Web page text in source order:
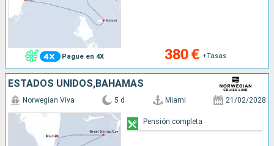
Pague en 4X 380 € +Tasas
ESTADOS UNIDOS,BAHAMAS
Norwegian Viva 5 d Miami 21/02/2028
Pensión completa